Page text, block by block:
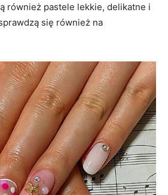
również pastele lekkie, delikatne i
się również na